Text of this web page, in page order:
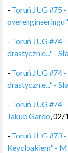
- Toruń JUG #75
- Toruń JUG #74
drastycznie..." -
- Toruń JUG #74
drastycznie..." -
- Toruń JUG #74
Jakub Gardo,02/
- Toruń JUG #73
Keycloakiem" -